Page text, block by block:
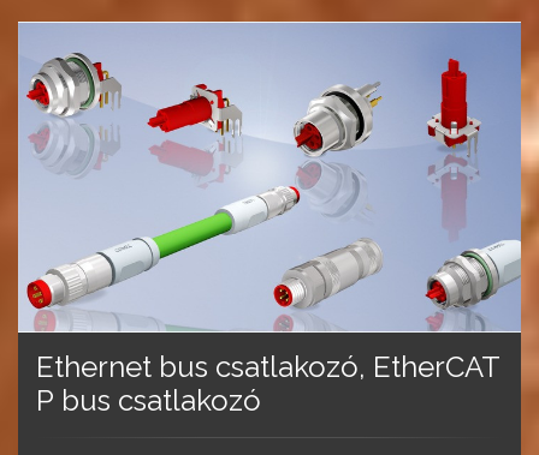
Ethernet bus csatlakozó, EtherCAT
P bus csatlakozó